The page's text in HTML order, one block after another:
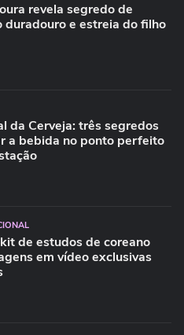
revela segredo de
duradouro e estreia do filho
da Cerveja: três segredos
a bebida no ponto perfeito
de estudos de coreano
em vídeo exclusivas